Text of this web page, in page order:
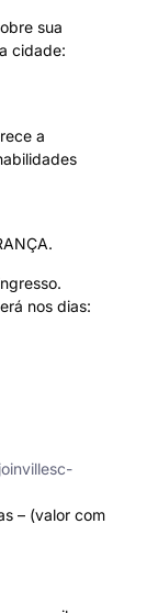
sua
cidade:
a
nos dias:
– (valor com